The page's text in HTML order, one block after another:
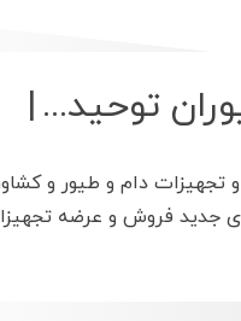
توحید... |
تجهیزات دام و طیور و
جدید فروش و عرضه